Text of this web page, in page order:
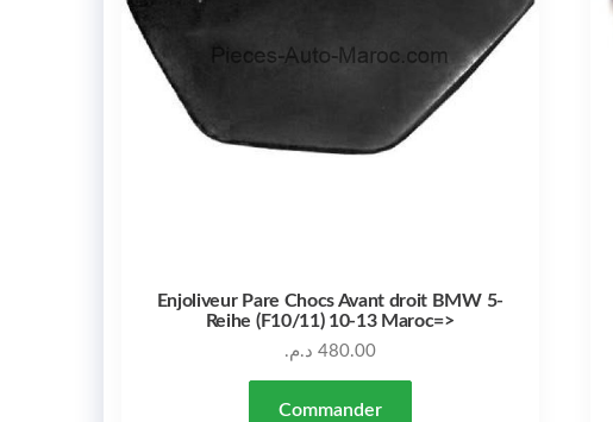
Enjoliveur Pare Chocs Avant droit BMW 5-
Reihe (F10/11) 10-13 Maroc=>
480.00 د.م.
Commander